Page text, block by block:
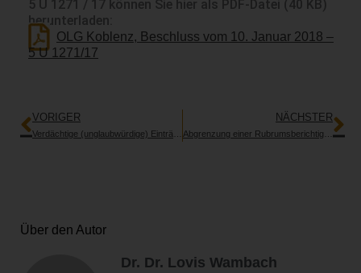
5 U 1271 / 17 können Sie hier als PDF-Datei (40 KB)
herunterladen:
OLG Koblenz, Beschluss vom 10. Januar 2018 –
5 U 1271/17
VORIGER NÄCHSTER
Über den Autor
Dr. Dr. Lovis Wambach